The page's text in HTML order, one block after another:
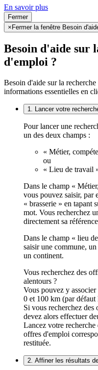
En savoir plus
Fermer
× Fermer la fenêtre Besoin
Besoin d'aide sur
d'emploi ?
Besoin d'aide sur la
informations essentielles en
1. Lancer votre
Pour lancer une
un des deux champs :
« Métier,
ou
« Lieu de travail
Dans le champ «
vous pouvez saisir, par
« brasserie » en tapant
mot. Vous recherchez
directement sa
Dans le champ « lieu
saisir une commune,
un continent.
Vous recherchez des
alentours ?
Vous pouvez y
0 et 100 km (par défaut
Si vous recherchez des
devez alors effectuer
Lancez votre
offres d'emploi
restituée.
2. Affiner les résultats